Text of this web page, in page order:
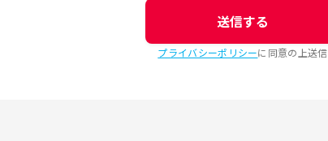
送信する
プライバシーポリシーに同意の上送信